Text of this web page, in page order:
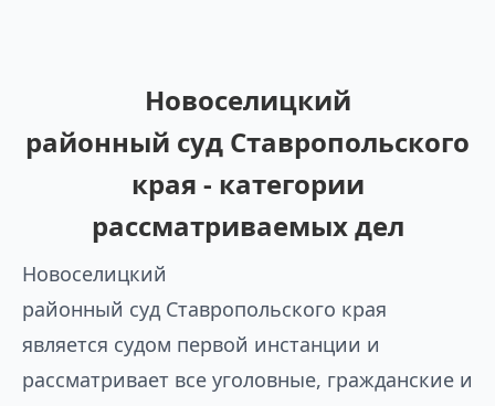
Новоселицкий
районный суд Ставропольского
края - категории
рассматриваемых дел
Новоселицкий
районный суд Ставропольского края
является судом первой инстанции и
рассматривает все уголовные, гражданские и